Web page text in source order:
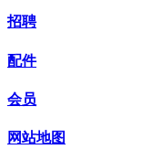
招聘
配件
会员
网站地图